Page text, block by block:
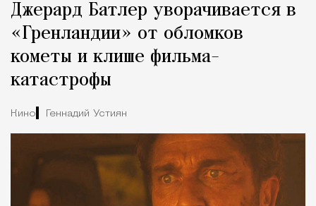
Джерард Батлер уворачивается в
«Гренландии» от обломков
кометы и клише фильма-
катастрофы
Кино Геннадий Устиян